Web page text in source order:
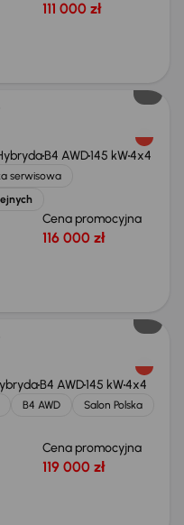
111 000 zł
B4 AWD145 kW4x4
serwisowa
Cena promocyjna
116 000 zł
B4 AWD145 kW4x4
B4 AWD
Salon Polska
Cena promocyjna
119 000 zł